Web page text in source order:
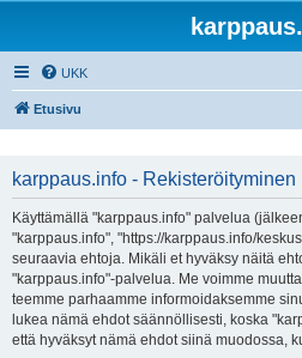
UKK
Etusivu
karppaus.info - Rekisteröityminen
Käyttämällä "karppaus.info" palvelua
"karppaus.info", "https://karppaus.info/
seuraavia ehtoja. Mikäli et hyväksy näitä
"karppaus.info"-palvelua. Me voimme
teemme parhaamme informoidaksemme
lukea nämä ehdot säännöllisesti, koska
että hyväksyt nämä ehdot siinä muodossa,